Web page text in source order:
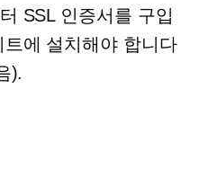
SSL 인증서를 구입
에 설치해야 합니다
).